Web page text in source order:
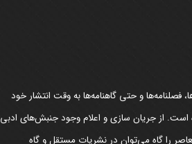
و حتی گاهنامه‌ها به وقت انتشار خود
است. از جریان سازی و اعلام وجود جنبش‌های ادبی
را گاه می‌توان در نشریات مستقل و گاه